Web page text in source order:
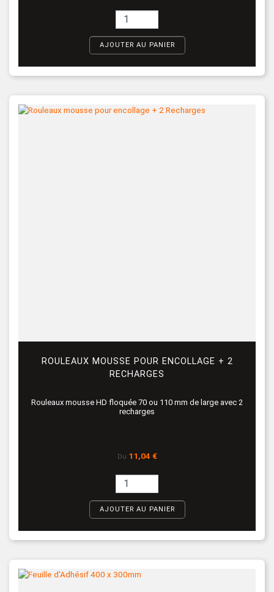
AJOUTER AU PANIER
ROULEAUX MOUSSE POUR ENCOLLAGE + 2
RECHARGES
Rouleaux mousse HD floquée 70 ou 110 mm de large avec 2
recharges
Du Prix
11,04 €
AJOUTER AU PANIER